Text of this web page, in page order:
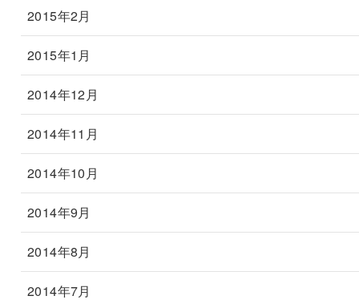
2015年2月
2015年1月
2014年12月
2014年11月
2014年10月
2014年9月
2014年8月
2014年7月